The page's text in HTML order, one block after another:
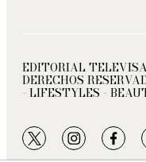
EDITORIAL
DERECHOS
- LIFESTYLES -
twitterinstagram